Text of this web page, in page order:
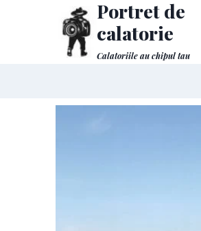
Portret de
calatorie
Calatoriile au chipul tau